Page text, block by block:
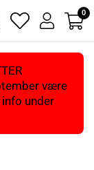
magnifying
glass
heart
light
user
light
0
være
under